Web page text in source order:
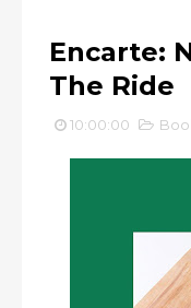
Encarte:
The Ride
10:00:00